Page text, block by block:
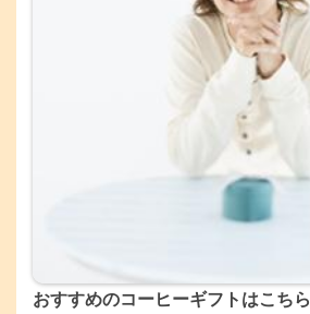
おすすめのコーヒーギフトはこちら